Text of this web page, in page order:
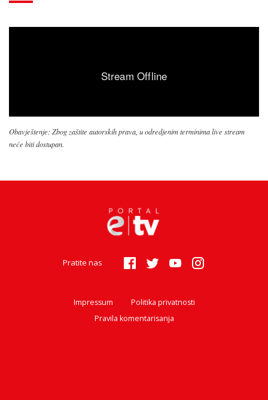
Obavještenje: Zbog zaštite autorskih prava, u odredjenim terminima live stream
neće biti dostupan.
Pratite nas
Impressum
Politika privatnosti
Pravila komentarisanja